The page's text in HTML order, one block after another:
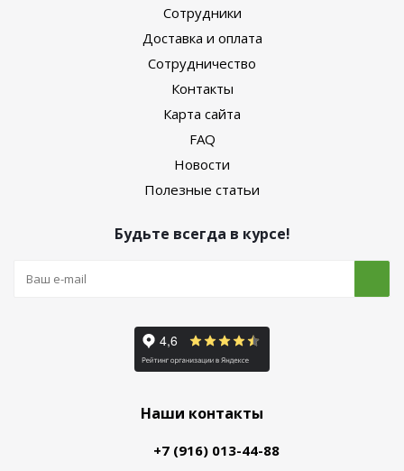
Сотрудники
Доставка и оплата
Сотрудничество
Контакты
Карта сайта
FAQ
Новости
Полезные статьи
Будьте всегда в курсе!
Наши контакты
+7 (916) 013-44-88